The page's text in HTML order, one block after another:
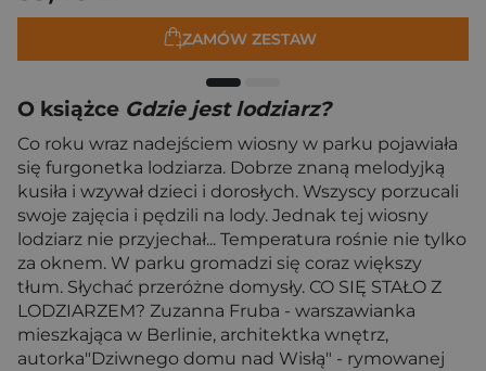
ZAMÓW ZESTAW
O książce Gdzie jest lodziarz?
Co roku wraz nadejściem wiosny w parku pojawiała
się furgonetka lodziarza. Dobrze znaną melodyjką
kusiła i wzywał dzieci i dorosłych. Wszyscy porzucali
swoje zajęcia i pędzili na lody. Jednak tej wiosny
lodziarz nie przyjechał... Temperatura rośnie nie tylko
za oknem. W parku gromadzi się coraz większy
tłum. Słychać przeróżne domysły. CO SIĘ STAŁO Z
LODZIARZEM? Zuzanna Fruba - warszawianka
mieszkająca w Berlinie, architektka wnętrz,
autorka"Dziwnego domu nad Wisłą" - rymowanej